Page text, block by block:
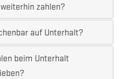
zahlen?
auf Unterhalt?
beim Unterhalt